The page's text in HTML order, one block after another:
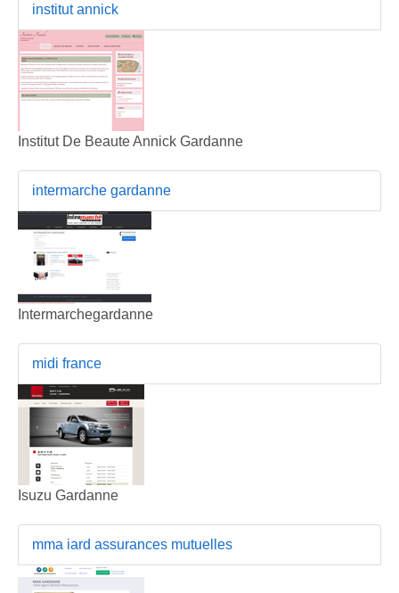
institut annick
Institut De Beaute Annick Gardanne
intermarche gardanne
Intermarchegardanne
midi france
Isuzu Gardanne
mma iard assurances mutuelles